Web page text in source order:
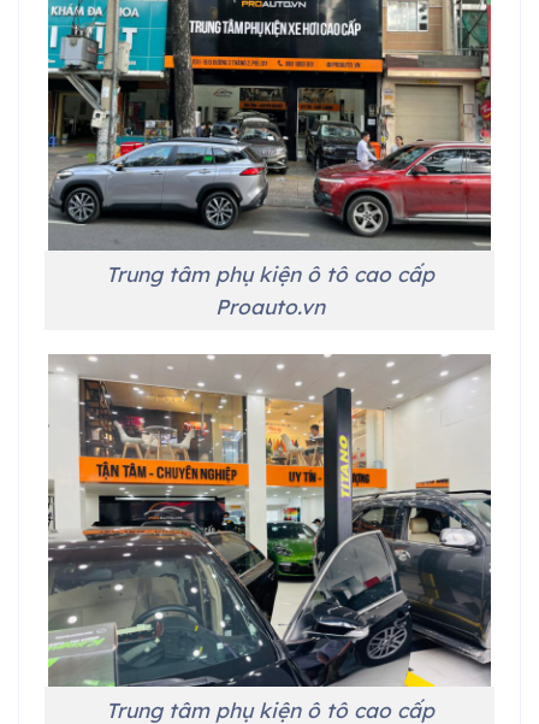
Trung tâm phụ kiện ô tô cao cấp
Proauto.vn
Trung tâm phụ kiện ô tô cao cấp